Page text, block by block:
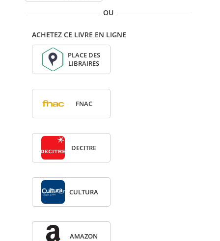
OU
ACHETEZ CE LIVRE EN LIGNE
PLACE DES
LIBRAIRES
FNAC
DECITRE
CULTURA
AMA­ZON